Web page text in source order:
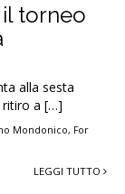
torneo
alla sesta
ritiro a […]
Mondonico, For
LEGGI TUTTO